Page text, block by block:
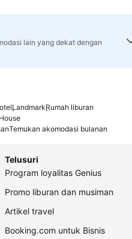
lain yang dekat dengan
LandmarkRumah liburan
Temukan akomodasi bulanan
Telusuri
Program loyalitas Genius
Promo liburan dan musiman
Artikel travel
Booking.com untuk Bisnis